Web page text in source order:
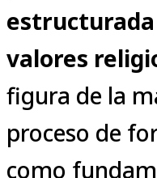
valores
figura de la
proceso de
como